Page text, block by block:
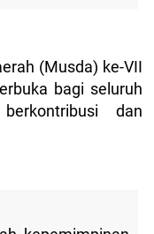
(Musda) ke-VII
bagi seluruh
dan